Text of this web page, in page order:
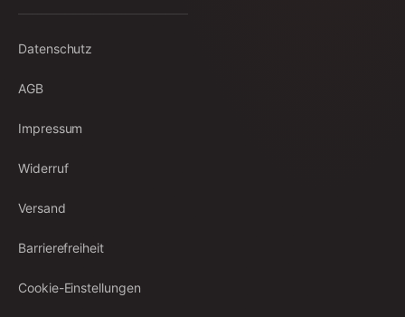
Datenschutz
AGB
Impressum
Widerruf
Versand
Barrierefreiheit
Cookie-Einstellungen